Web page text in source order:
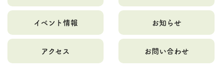
イベント情報 お知らせ
アクセス お問い合わせ